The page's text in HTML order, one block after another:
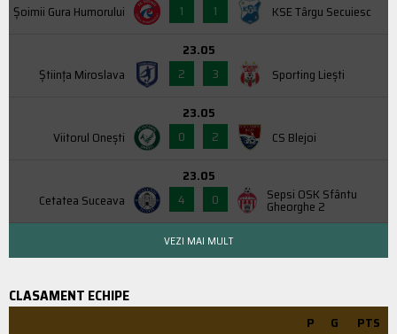
Şoimii Gura Humorului
1
1 KSE Târgu Secuiesc
Știința Miroslava
23.05
2
3 Sporting Liești
Viitorul Onești
23.05
0
2 CS Blejoi
Cetatea Suceava
23.05
4
0 Sepsi OSK Sfântu
Gheorghe 2
VEZI MAI MULT
CLASAMENT ECHIPE
P G
PTS